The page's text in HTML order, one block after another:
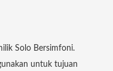
Solo Bersimfoni.
untuk tujuan